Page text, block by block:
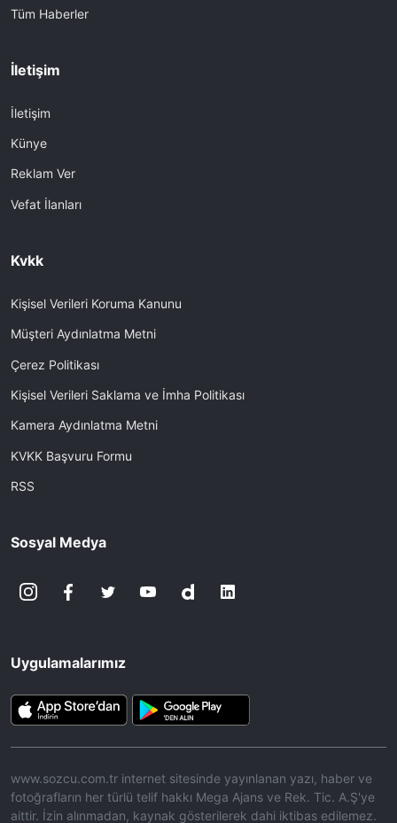
Tüm Haberler
İletişim
İletişim
Künye
Reklam Ver
Vefat İlanları
Kvkk
Kişisel Verileri Koruma Kanunu
Müşteri Aydınlatma Metni
Çerez Politikası
Kişisel Verileri Saklama ve İmha Politikası
Kamera Aydınlatma Metni
KVKK Başvuru Formu
RSS
Sosyal Medya
Uygulamalarımız
www.sozcu.com.tr internet sitesinde yayınlanan yazı, haber ve
fotoğrafların her türlü telif hakkı Mega Ajans ve Rek. Tic. A.Ş'ye
aittir. İzin alınmadan, kaynak gösterilerek dahi iktibas edilemez.